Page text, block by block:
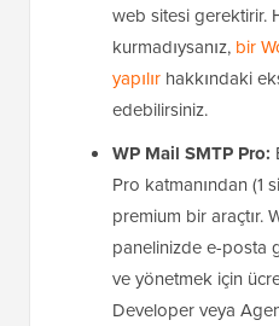
web sitesi gerektirir.
kurmadıysanız, bir
yapılır hakkındaki
edebilirsiniz.
WP Mail SMTP Pro:
Pro katmanından (1
premium bir araçtır.
panelinizde e-posta
ve yönetmek için
Developer veya